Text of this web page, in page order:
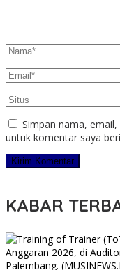
Simpan nama,
untuk komentar saya
KABAR